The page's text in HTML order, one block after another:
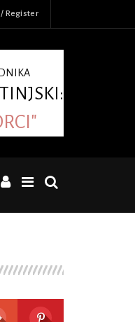
Register